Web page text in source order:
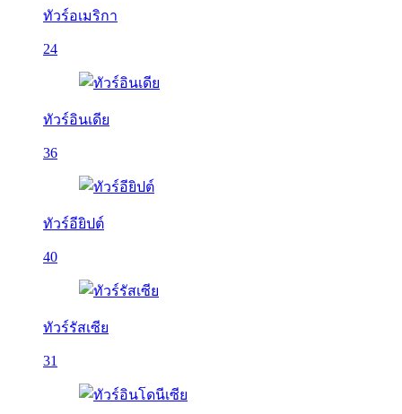
ทัวร์อเมริกา
24
ทัวร์อินเดีย
36
ทัวร์อียิปต์
40
ทัวร์รัสเซีย
31